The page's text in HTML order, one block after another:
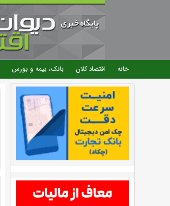
خانه اقتصاد کلان بانک، بیمه و بورس